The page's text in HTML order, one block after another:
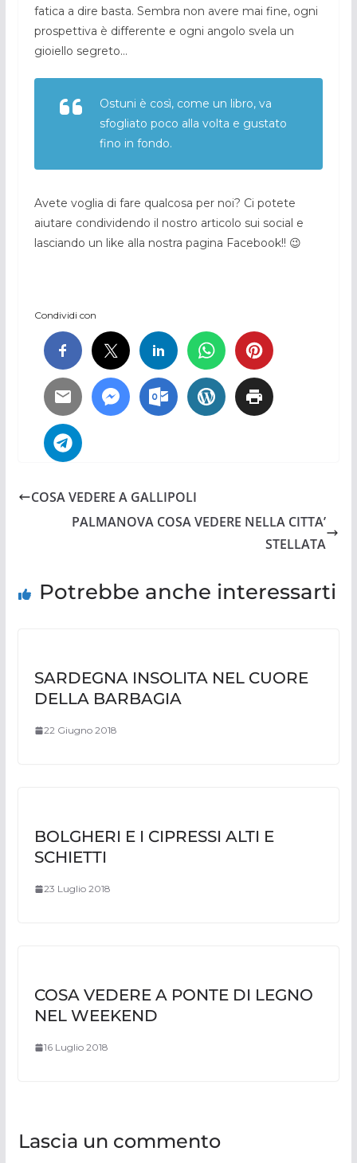
fatica a dire basta. Sembra non avere mai fine, ogni
prospettiva è differente e ogni angolo svela un
gioiello segreto…
Ostuni è così, come un libro, va
sfogliato poco alla volta e gustato
fino in fondo.
Avete voglia di fare qualcosa per noi? Ci potete
aiutare condividendo il nostro articolo sui social e
lasciando un like alla nostra pagina Facebook!! 😉
Condividi con
COSA VEDERE A GALLIPOLI
PALMANOVA COSA VEDERE NELLA CITTA’
STELLATA
Potrebbe anche interessarti
SARDEGNA INSOLITA NEL CUORE
DELLA BARBAGIA
22 Giugno 2018
BOLGHERI E I CIPRESSI ALTI E
SCHIETTI
23 Luglio 2018
COSA VEDERE A PONTE DI LEGNO
NEL WEEKEND
16 Luglio 2018
Lascia un commento